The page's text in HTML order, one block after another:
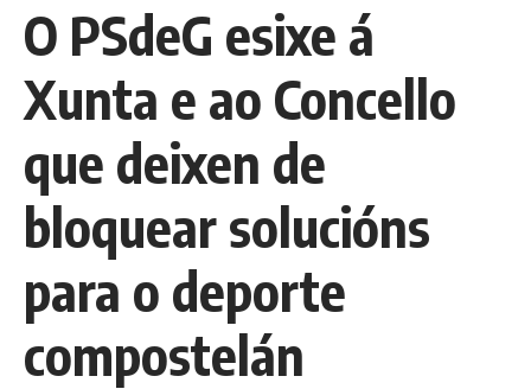
O PSdeG esixe á
Xunta e ao Concello
que deixen de
bloquear solucións
para o deporte
compostelán